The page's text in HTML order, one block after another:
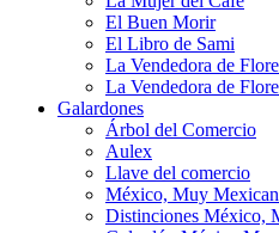
El Buen Morir
El Libro de Sami
La Vendedora de
La Vendedora de
Galardones
Árbol del Comercio
Aulex
Llave del comercio
México, Muy
Distinciones México,